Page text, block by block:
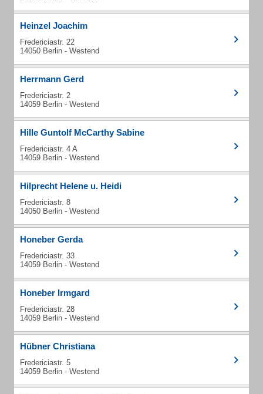
Heinzel Joachim
Fredericiastr. 22
14050 Berlin - Westend
Herrmann Gerd
Fredericiastr. 2
14059 Berlin - Westend
Hille Guntolf McCarthy Sabine
Fredericiastr. 4 A
14059 Berlin - Westend
Hilprecht Helene u. Heidi
Fredericiastr. 8
14050 Berlin - Westend
Honeber Gerda
Fredericiastr. 33
14059 Berlin - Westend
Honeber Irmgard
Fredericiastr. 28
14059 Berlin - Westend
Hübner Christiana
Fredericiastr. 5
14059 Berlin - Westend